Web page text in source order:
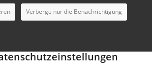
Verberge nur die Benachrichtigung